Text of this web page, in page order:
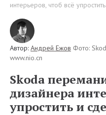
интерьеров, чтоб всё
Автор: Андрей Ежов Фото:
www.nio.cn
Skoda
дизайнера
упростить и